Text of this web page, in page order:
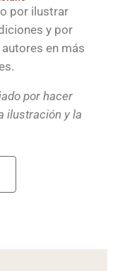
por ilustrar
y por
en más
por hacer
ilustración y la